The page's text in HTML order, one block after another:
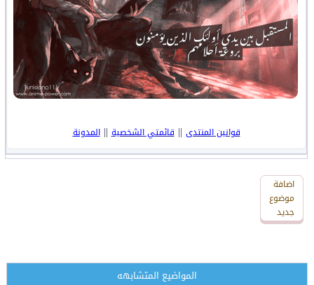
قوانين المنتدى ||قائمتي الشخصية||المدونة
اضافة
رد
جديد
اضافة
موضوع
جديد
المواضيع المتشابهه